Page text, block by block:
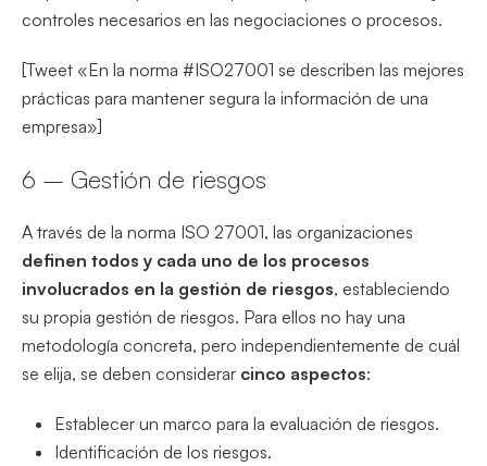
controles necesarios en las negociaciones o procesos.
[Tweet «En la norma #ISO27001 se describen las mejores
prácticas para mantener segura la información de una
empresa»]
6 – Gestión de riesgos
A través de la norma ISO 27001, las organizaciones
definen todos y cada uno de los procesos
involucrados en la gestión de riesgos, estableciendo
su propia gestión de riesgos. Para ellos no hay una
metodología concreta, pero independientemente de cuál
se elija, se deben considerar cinco aspectos:
Establecer un marco para la evaluación de riesgos.
Identificación de los riesgos.